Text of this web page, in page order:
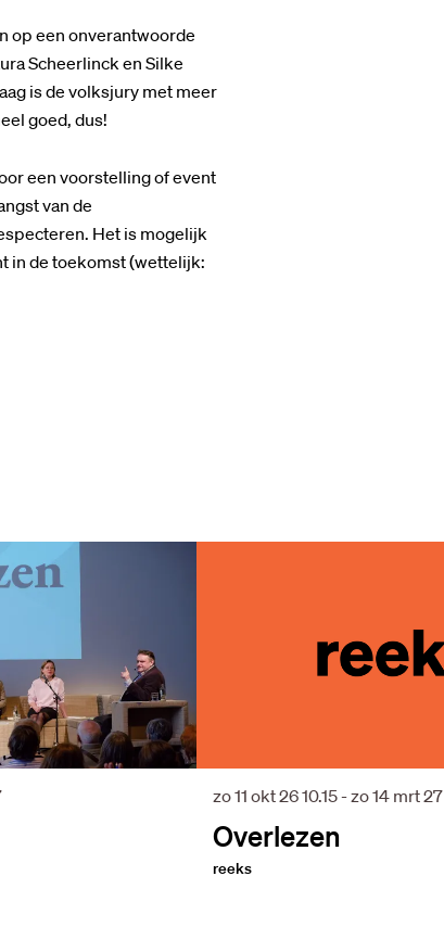
op een onverantwoorde
Scheerlinck en Silke
is de volksjury met meer
goed, dus!
een voorstelling of event
van de
Het is mogelijk
in de toekomst (wettelijk:
Overlezen
reeks
zo 11 okt 2610.15-zo 14 mrt 27